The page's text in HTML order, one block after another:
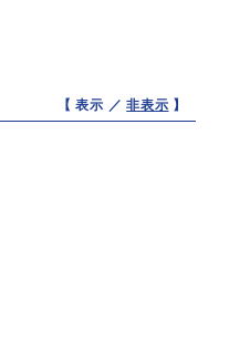
【 表示 ／非表示 】